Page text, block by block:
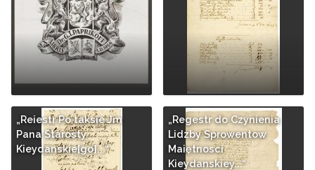
„Reiestr Po taksie Jm
Pana Starosty
Kieydanskie[go]...“
„Regestr do Czynienia
Lidzby Sprowentow
Maiętnosci
Kieydanskiey...“